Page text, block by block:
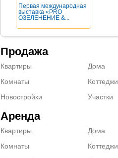
Первая международная
выставка «PRO
ОЗЕЛЕНЕНИЕ &...
Продажа
Квартиры
Комнаты
Новостройки
Дома
Коттеджи
Участки
Аренда
Квартиры
Комнаты
Дома
Коттеджи